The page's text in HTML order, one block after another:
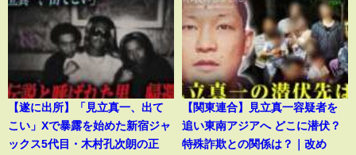
【遂に出所】「見立真一、出て
こい」Xで暴露を始めた新宿ジャ
ックス5代目・木村孔次朗の正
【関東連合】見立真一容疑者を
追い東南アジアへ どこに潜伏？
特殊詐欺との関係は？｜改め